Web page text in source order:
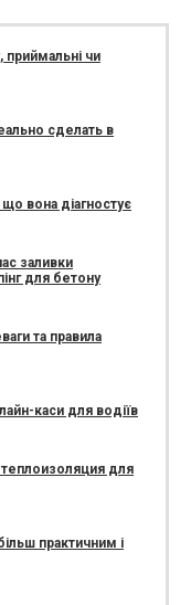
приймальні чи
сделать в
вона діагностує
заливки
для бетону
та правила
каси для водіїв
для
практичним і